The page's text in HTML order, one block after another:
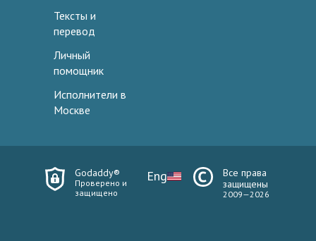
Тексты и
перевод
Личный
помощник
Исполнители в
Москве
Godaddy®
Проверено и
защищено
Eng
Все права
защищены
2009—2026